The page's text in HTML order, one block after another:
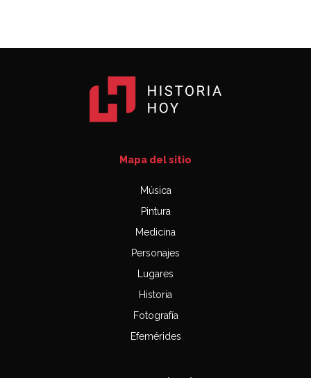
Mapa del sitio
Música
Pintura
Medicina
Personajes
Lugares
Historia
Fotografía
Efemérides